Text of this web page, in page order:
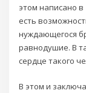
этом написано в
есть
нуждающегося
равнодушие. В
сердце такого
В этом и